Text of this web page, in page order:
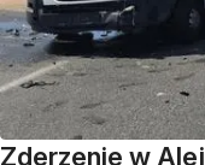
Zderzenie w